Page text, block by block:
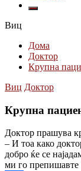
Виц
Дома
Доктор
Крупна
Виц Доктор
Крупна
Доктор прашува
– И тоа како
добро ќе се
ми го препишавте